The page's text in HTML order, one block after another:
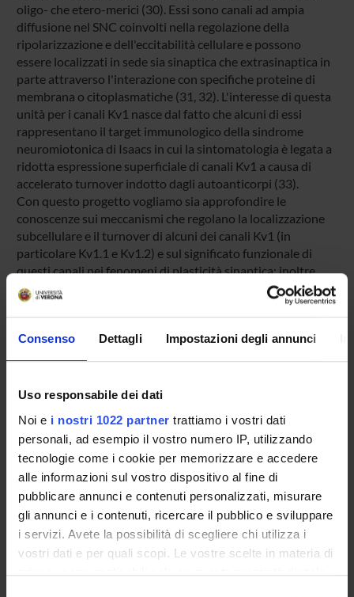
Consenso Dettagli Impostazioni degli annunci
Uso responsabile dei dati
Noi e i nostri 1022 partner trattiamo i vostri dati
personali, ad esempio il vostro numero IP, utilizzando
tecnologie come i cookie per memorizzare e accedere
alle informazioni sul vostro dispositivo al fine di
pubblicare annunci e contenuti personalizzati, misurare
gli annunci e i contenuti, ricercare il pubblico e sviluppare
i servizi. Avete la possibilità di scegliere chi utilizza i
vostri dati e per quali scopi. Le vostre scelte in materia di
privacy sono applicabili solo su questa proprietà digitale
oligo- che etero-merici (30). Essi sono canali ad ampia
diffusione nel SNC coinvolti nella regolazione della
ripolarizzazione e dell'eccitabilità cellulare e possono
essere localizzati in sede sia sinaptica che extrasinaptica in
parte attraverso l'interazione con specifiche proteine di
membrana o citoplasmatiche (31, 32). L'interesse di questa
unità per i canali Kv1 nasce dal fatto che alcuni di essi
rappresentano il target immunologico della sindrome
neuromiotonica di Isaacs in cui la sintomatologia è legata a
ridotta espressione superficiale di canali Kv1 a causa di
accelerato turnover indotto dagli autoanticorpi (33).
Con questo progetto vogliamo sia approfondire le
conoscenze sui meccanismi che regolano la localizzazione
subcellulare e il turnover di alcuni dei canali Kv1 (in
particolare Kv1.1 e Kv1.2) e sul significato funzionale di
questi canali nei fenomeni di plasticità sinaptica; inoltre
intendiamo realizzare una serie di strumenti utili per una
semplificata ed accurata diagnostica immunologica della
sindrome neuromiotonica paraneoplastica.
Finanziamento:assegnato e gestito dal Dipartimento
Finanziamento:
assegnato e gestito dal Dipartimento
PARTECIPANTI AL PROGETTO
Ilaria Barisone
Ilaria Decimo